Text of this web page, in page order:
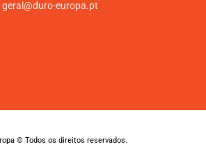
geral@duro-europa.pt
© Todos os direitos reservados.